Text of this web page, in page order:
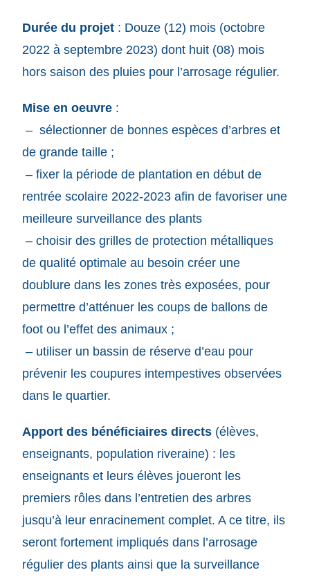
Durée du projet : Douze (12) mois (octobre
2022 à septembre 2023) dont huit (08) mois
hors saison des pluies pour l’arrosage régulier.
Mise en oeuvre :
– sélectionner de bonnes espèces d’arbres et
de grande taille ;
– fixer la période de plantation en début de
rentrée scolaire 2022-2023 afin de favoriser une
meilleure surveillance des plants
– choisir des grilles de protection métalliques
de qualité optimale au besoin créer une
doublure dans les zones très exposées, pour
permettre d’atténuer les coups de ballons de
foot ou l’effet des animaux ;
– utiliser un bassin de réserve d’eau pour
prévenir les coupures intempestives observées
dans le quartier.
Apport des bénéficiaires directs (élèves,
enseignants, population riveraine) : les
enseignants et leurs élèves joueront les
premiers rôles dans l’entretien des arbres
jusqu’à leur enracinement complet. A ce titre, ils
seront fortement impliqués dans l’arrosage
régulier des plants ainsi que la surveillance